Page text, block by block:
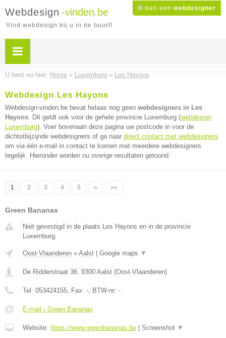
Ik ben een webdesigner
Webdesign -vinden.be
Vind webdesign bij u in de buurt!
U bent nu hier: Home » Luxemburg » Les Hayons
Webdesign Les Hayons
Webdesign-vinden.be bevat helaas nog geen webdesigners in Les
Hayons. Dit geldt ook voor de gehele provincie Luxemburg (webdesign
Luxemburg). Voer bovenaan deze pagina uw postcode in voor de
dichtstbijzijnde webdesigners of ga naar direct contact met webdesigners
om via één e-mail in contact te komen met meerdere webdesigners
tegelijk. Hieronder worden nu overige resultaten getoond.
1 2 3 4 5 » »»
Green Bananas
Niet gevestigd in de plaats Les Hayons en in de provincie
Luxemburg.
Oost-Vlaanderen » Aalst Google maps ▼
De Ridderstraat 36, 9300 Aalst (Oost-Vlaanderen)
Tel: 053424155, Fax: -, BTW-nr: -
E-mail › Green Bananas
Website: https://www.greenbananas.be Screenshot ▼